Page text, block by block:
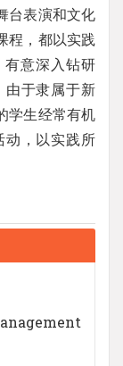
台表演和文化
程，都以实践
有意深入钻研
由于隶属于新
学生经常有机
动，以实践所